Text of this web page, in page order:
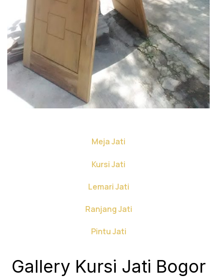
Meja Jati
Kursi Jati
Lemari Jati
Ranjang Jati
Pintu Jati
Gallery Kursi Jati Bogor